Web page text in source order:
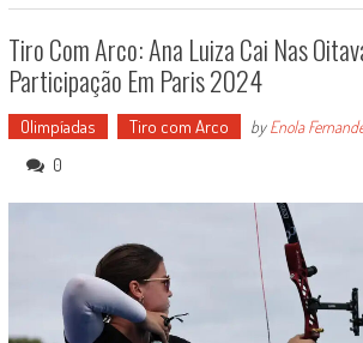
Tiro Com Arco: Ana Luiza Cai Nas
Participação Em Paris 2024
Olimpíadas Tiro com Arco byEnola
0